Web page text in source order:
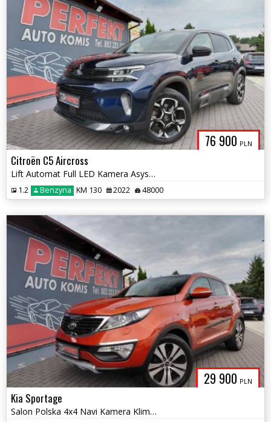
76 900 PLN
Citroën C5 Aircross
Lift Automat Full LED Kamera Asystent Radar
1.2 Benzyna KM 130 2022 48000
29 900 PLN
Kia Sportage
Salon Polska 4x4 Navi Kamera Klimatronik